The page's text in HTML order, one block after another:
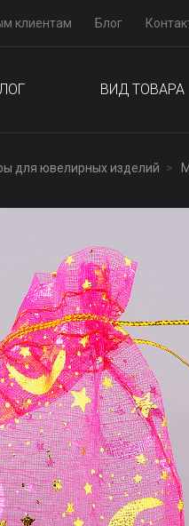
клиентам Блог
ВИД ТОВАРА
для ювелирных изделий